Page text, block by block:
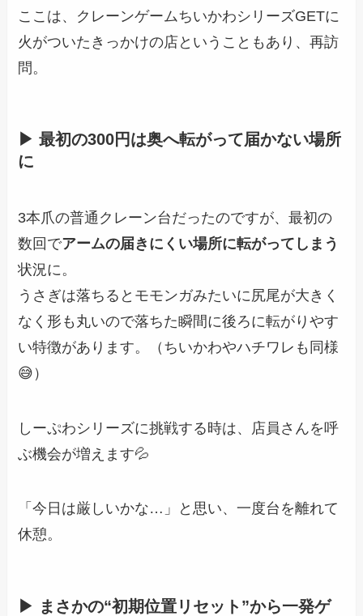
ここは、クレーンゲームちいかわシリーズGETに
火がついたきっかけの店ということもあり、再訪
問。
▶ 最初の300円は奥へ転がって届かない場所
に
3本爪の普通クレーン台だったのですが、最初の
数回でアームの届きにくい場所に転がってしまう
状況に。
うさぎは落ちるとモモンガみたいに尻尾が大きく
なく形も丸いので落ちた瞬間に後ろに転がりやす
い特徴があります。（ちいかわやハチワレも同様
😅）
しーぷわシリーズに挑戦する時は、店員さんを呼
ぶ機会が増えます💦
「今日は厳しいかな…」と思い、一度台を離れて
休憩。
▶ まさかの“初期位置リセット”から一発ゲ